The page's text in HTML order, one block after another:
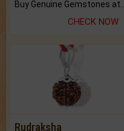
CHECK NOW
Rudraksha